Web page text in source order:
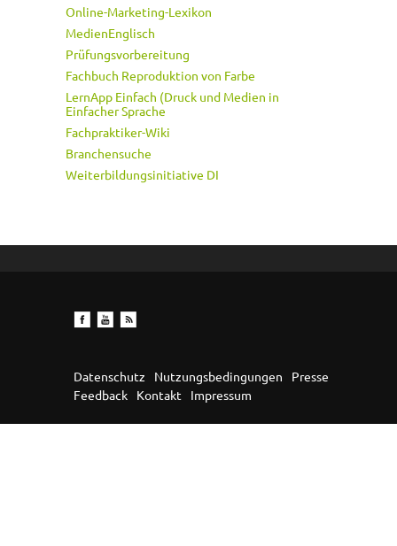
Online-Marketing-Lexikon
MedienEnglisch
Prüfungsvorbereitung
Fachbuch Reproduktion von Farbe
LernApp Einfach (Druck und Medien in
Einfacher Sprache
Fachpraktiker-Wiki
Branchensuche
Weiterbildungsinitiative DI
Datenschutz Nutzungsbedingungen
Presse
Feedback
Kontakt Impressum